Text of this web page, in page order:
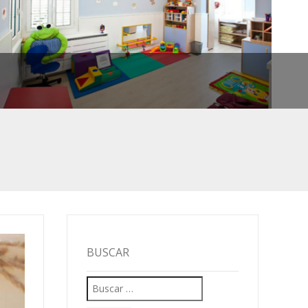
BUSCAR
Buscar: